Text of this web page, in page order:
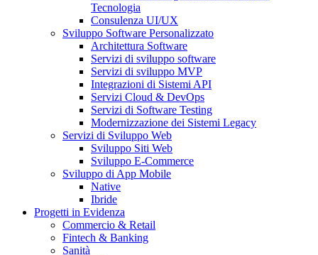
Tecnologia
Consulenza UI/UX
Sviluppo Software Personalizzato
Architettura Software
Servizi di sviluppo software
Servizi di sviluppo MVP
Integrazioni di Sistemi API
Servizi Cloud & DevOps
Servizi di Software Testing
Modernizzazione dei Sistemi Legacy
Servizi di Sviluppo Web
Sviluppo Siti Web
Sviluppo E-Commerce
Sviluppo di App Mobile
Native
Ibride
Progetti in Evidenza
Commercio & Retail
Fintech & Banking
Sanità